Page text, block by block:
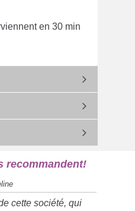
en 30 min
recommandent!
cette société, qui